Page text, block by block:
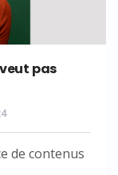
pas
de contenus